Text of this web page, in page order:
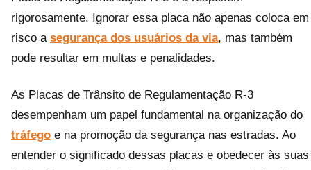
rigorosamente. Ignorar essa placa não apenas coloca em
risco a segurança dos usuários da via, mas também
pode resultar em multas e penalidades.
As Placas de Trânsito de Regulamentação R-3
desempenham um papel fundamental na organização do
tráfego e na promoção da segurança nas estradas. Ao
entender o significado dessas placas e obedecer às suas